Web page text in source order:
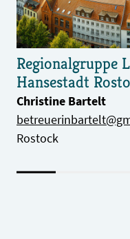
Regionalgruppe
Hansestadt
Christine Bartelt
Rostock